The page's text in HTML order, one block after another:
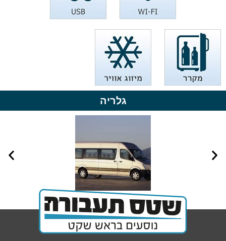
גלריה